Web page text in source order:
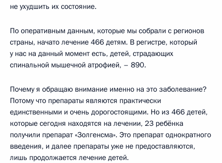
не ухудшить их состояние.
По оперативным данным, которые мы собрали с регионов
страны, начато лечение 466 детям. В регистре, который
у нас на данный момент есть, детей, страдающих
спинальной мышечной атрофией, – 890.
Почему я обращаю внимание именно на это заболевание?
Потому что препараты являются практически
единственными и очень дорогостоящими. Но из 466 детей,
которые сегодня находятся на лечении, 23 ребёнка
получили препарат «Золгенсма». Это препарат однократного
введения, и далее препараты уже не предоставляются,
лишь продолжается лечение детей.